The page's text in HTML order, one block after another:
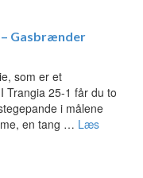
– Gasbrænder
som er et
Trangia 25-1 får du to
i målene
en tang … Læs